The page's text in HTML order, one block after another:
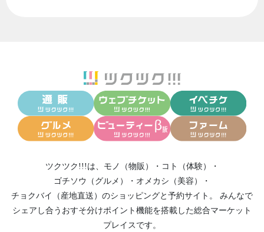
ツクツク!!!は、 モノ（物販） ・ コト（体験）
・
ゴチソウ（グルメ）
・ オメカシ（美容）
・
チョクバイ（産地直送） のショッピングと予約サイト。
みんなで
シェアし合う おすそ分けポイント機能を搭載した総合マーケット
プレイスです。